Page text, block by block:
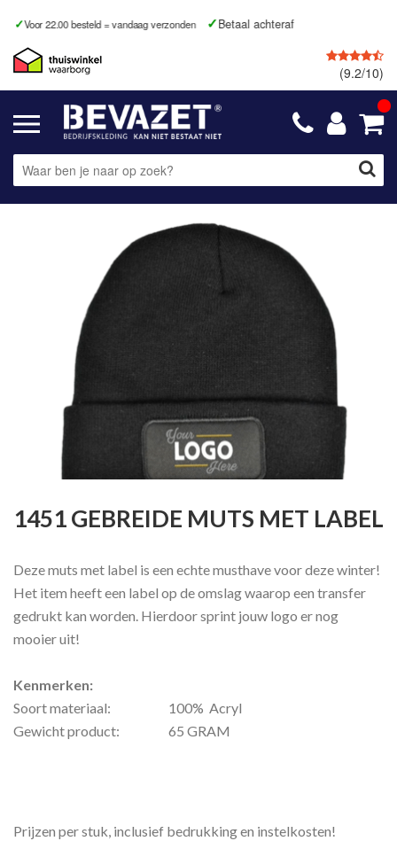
Voor 22.00 besteld = vandaag verzonden Betaal achteraf
(9.2/10)
1451 GEBREIDE MUTS MET LABEL
Deze muts met label is een echte musthave voor deze winter!
Het item heeft een label op de omslag waarop een transfer
gedrukt kan worden. Hierdoor sprint jouw logo er nog
mooier uit!
Kenmerken:
Soort materiaal:
100% Acryl
Gewicht product:
65 GRAM
Prijzen per stuk, inclusief bedrukking en instelkosten!